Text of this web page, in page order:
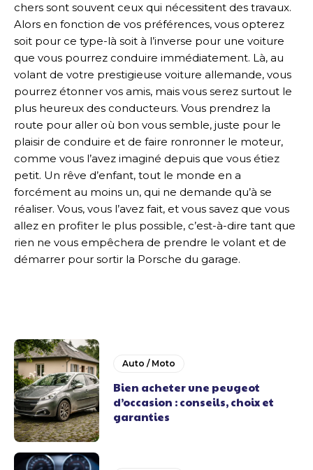
chers sont souvent ceux qui nécessitent des travaux.
Alors en fonction de vos préférences, vous opterez
soit pour ce type-là soit à l’inverse pour une voiture
que vous pourrez conduire immédiatement. Là, au
volant de votre prestigieuse voiture allemande, vous
pourrez étonner vos amis, mais vous serez surtout le
plus heureux des conducteurs. Vous prendrez la
route pour aller où bon vous semble, juste pour le
plaisir de conduire et de faire ronronner le moteur,
comme vous l’avez imaginé depuis que vous étiez
petit. Un rêve d’enfant, tout le monde en a
forcément au moins un, qui ne demande qu’à se
réaliser. Vous, vous l’avez fait, et vous savez que vous
allez en profiter le plus possible, c’est-à-dire tant que
rien ne vous empêchera de prendre le volant et de
démarrer pour sortir la Porsche du garage.
Auto / Moto
Bien acheter une peugeot
d’occasion : conseils, choix et
garanties